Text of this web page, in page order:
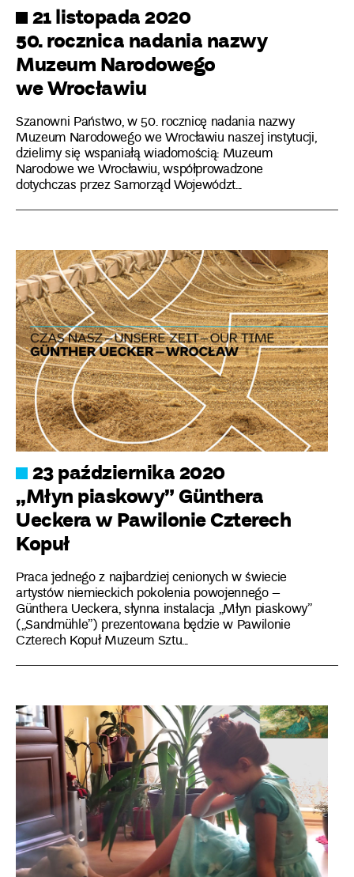
21 listopada 2020
50. rocznica nadania nazwy
Muzeum Narodowego
we Wrocławiu
Szanowni Państwo, w 50. rocznicę nadania nazwy
Muzeum Narodowego we Wrocławiu naszej instytucji,
dzielimy się wspaniałą wiadomością: Muzeum
Narodowe we Wrocławiu, współprowadzone
dotychczas przez Samorząd Województ...
23 października 2020
„Młyn piaskowy” Günthera
Ueckera w Pawilonie Czterech
Kopuł
Praca jednego z najbardziej cenionych w świecie
artystów niemieckich pokolenia powojennego –
Günthera Ueckera, słynna instalacja „Młyn piaskowy”
(„Sandmühle”) prezentowana będzie w Pawilonie
Czterech Kopuł Muzeum Sztu...